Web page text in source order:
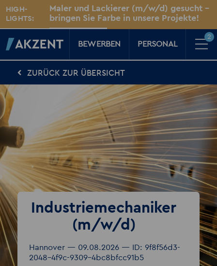
HIGH-
LIGHTS:
Maler und Lackierer (m/w/d) gesucht –
bringen Sie Farbe in unsere Projekte!
Dresden
Für Kandidaten
Karriere-Kompass
News, Tipps & Tricks rund um deinen Traumjob
Für Unternehmen
Kompass für Personaler
News rund um den Arbeitsplatz
Über AKZENT
Für Sie vor Ort
AKZENT-Shop
Für unsere größten Fans
Merkzettel 2
BEWERBEN PERSONAL
2
ZURÜCK ZUR ÜBERSICHT
Industriemechaniker
(m/w/d)
Hannover — 09.08.2026 — ID: 9f8f56d3-
2048-4f9c-9309-4bc8bfcc91b5